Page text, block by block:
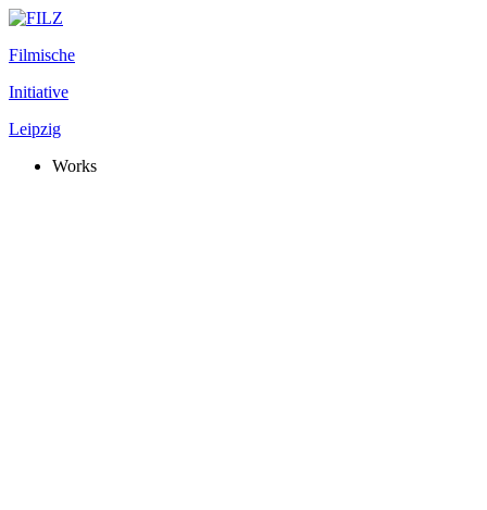
Filmische
Initiative
Leipzig
Works